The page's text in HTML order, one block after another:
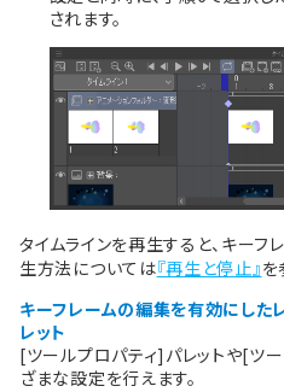
されます。
タイムラインを再生すると、キーフ
生方法については『再生と停止』を
キーフレームの編集を有効にし
レット
[ツールプロパティ]パレットや[ツ
ざまな設定を行えます。